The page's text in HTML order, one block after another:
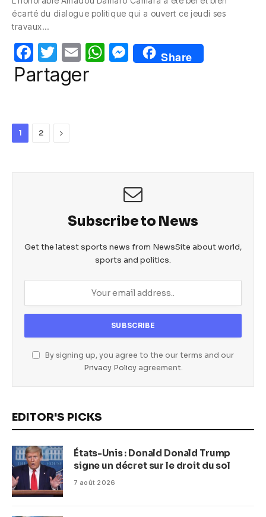
e
b
o
o
k
er
s
p
p
e
g
er
écarté du dialogue politique qui a ouvert ce jeudi ses
travaux…
F
a
b
T
w
itt
E
m
W M
e
Share
Partager
1 2 Next
Subscribe to News
Get the latest sports news from NewsSite about world,
sports and politics.
By signing up, you agree to the our terms and our
Privacy Policyagreement.
EDITOR'S PICKS
États-Unis : Donald Donald Trump
signe un décret sur le droit du sol
7 août 2026